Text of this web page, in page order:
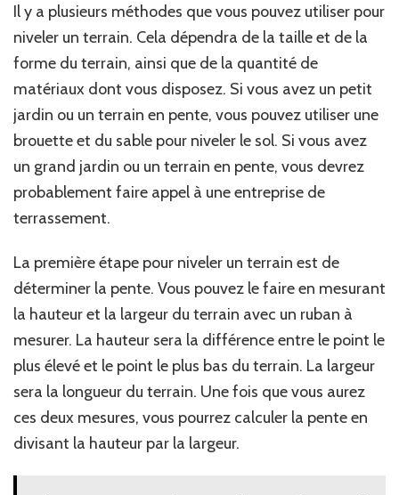
Il y a plusieurs méthodes que vous pouvez utiliser pour
niveler un terrain. Cela dépendra de la taille et de la
forme du terrain, ainsi que de la quantité de
matériaux dont vous disposez. Si vous avez un petit
jardin ou un terrain en pente, vous pouvez utiliser une
brouette et du sable pour niveler le sol. Si vous avez
un grand jardin ou un terrain en pente, vous devrez
probablement faire appel à une entreprise de
terrassement.
La première étape pour niveler un terrain est de
déterminer la pente. Vous pouvez le faire en mesurant
la hauteur et la largeur du terrain avec un ruban à
mesurer. La hauteur sera la différence entre le point le
plus élevé et le point le plus bas du terrain. La largeur
sera la longueur du terrain. Une fois que vous aurez
ces deux mesures, vous pourrez calculer la pente en
divisant la hauteur par la largeur.